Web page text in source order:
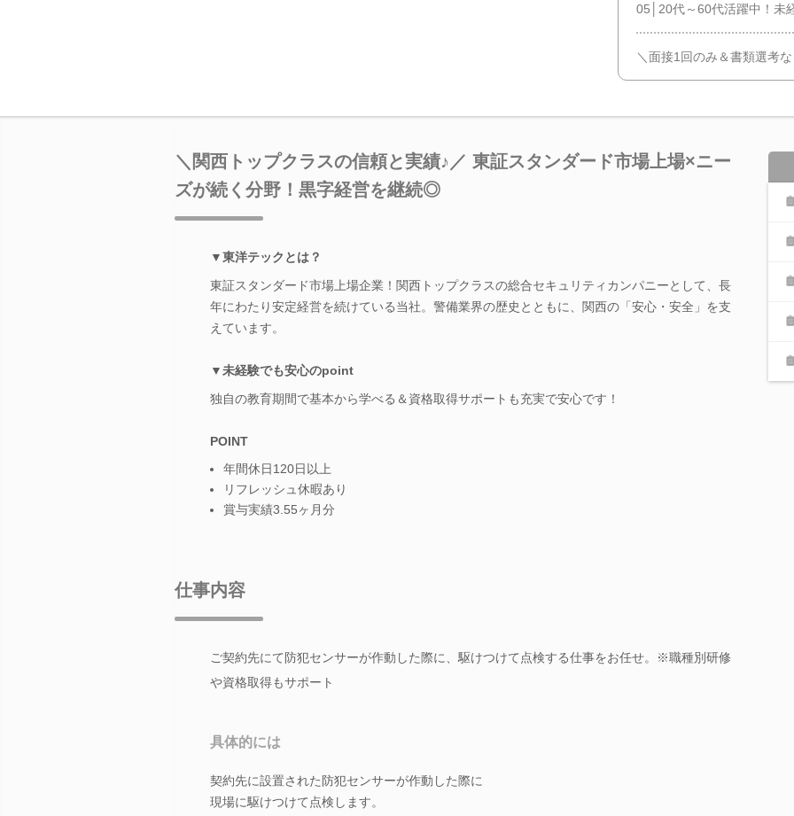
05│20代～60代活躍中！未
＼面接1回のみ＆書類選考
＼関西トップクラスの信頼と実績♪／ 東証スタンダード市場上場×ニー
ズが続く分野！黒字経営を継続◎
▼東洋テックとは？
東証スタンダード市場上場企業！関西トップクラスの総合セキュリティカンパニーとして、長
年にわたり安定経営を続けている当社。警備業界の歴史とともに、関西の「安心・安全」を支
えています。
▼未経験でも安心のpoint
独自の教育期間で基本から学べる＆資格取得サポートも充実で安心です！
POINT
年間休日120日以上
リフレッシュ休暇あり
賞与実績3.55ヶ月分
仕事内容
ご契約先にて防犯センサーが作動した際に、駆けつけて点検する仕事をお任せ。※職種別研修
や資格取得もサポート
具体的には
契約先に設置された防犯センサーが作動した際に
現場に駆けつけて点検します。